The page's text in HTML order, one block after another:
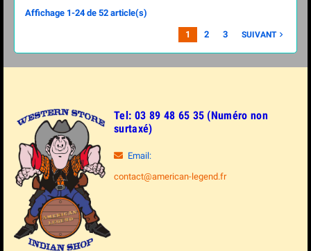
Affichage 1-24 de 52 article(s)
1 2 3 SUIVANT
Tel: 03 89 48 65 35 (Numéro non
surtaxé)
Email:
contact@american-legend.fr